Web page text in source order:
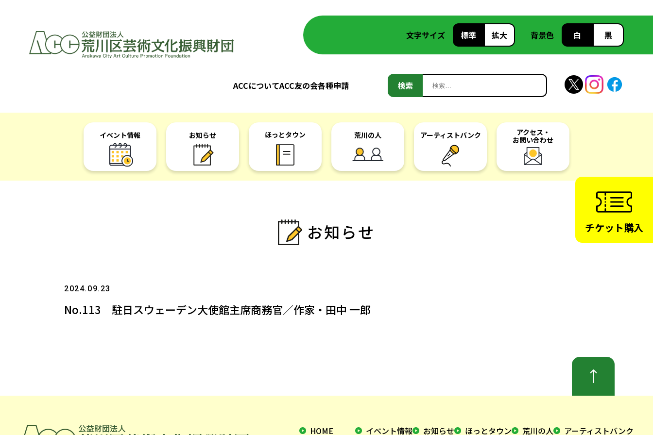
文字サイズ 標準 拡大 背景色 白 黒
ACCについてACC友の会各種申請 検索
イベント情報 お知らせ ほっとタウン 荒川の人 アーティストバンク
アクセス・
お問い合わせ
チケット購入
お知らせ
2024.09.23
No.113 駐日スウェーデン大使館主席商務官／作家・田中 一郎
HOME イベント情報 お知らせ ほっとタウン 荒川の人 アーティストバンク